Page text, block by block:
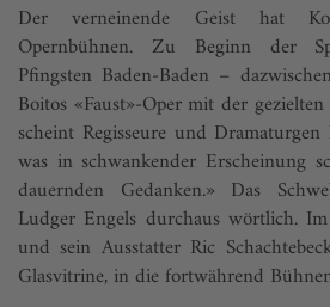
Der verneinende Geist hat
Opernbühnen. Zu Beginn der
Pfingsten Baden-Baden –
Boitos «Faust»-Oper mit der
scheint Regisseure und
was in schwankender Erscheinung
dauernden Gedanken.» Das
Ludger Engels durchaus wörtlich.
und sein Ausstatter Ric
Glasvitrine, in die fortwährend